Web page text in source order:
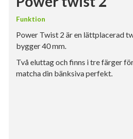
Funktion
Power Twist 2 är en lättplacerad
bygger 40 mm.
Två eluttag och finns i tre färger
matcha din bänksiva perfekt.